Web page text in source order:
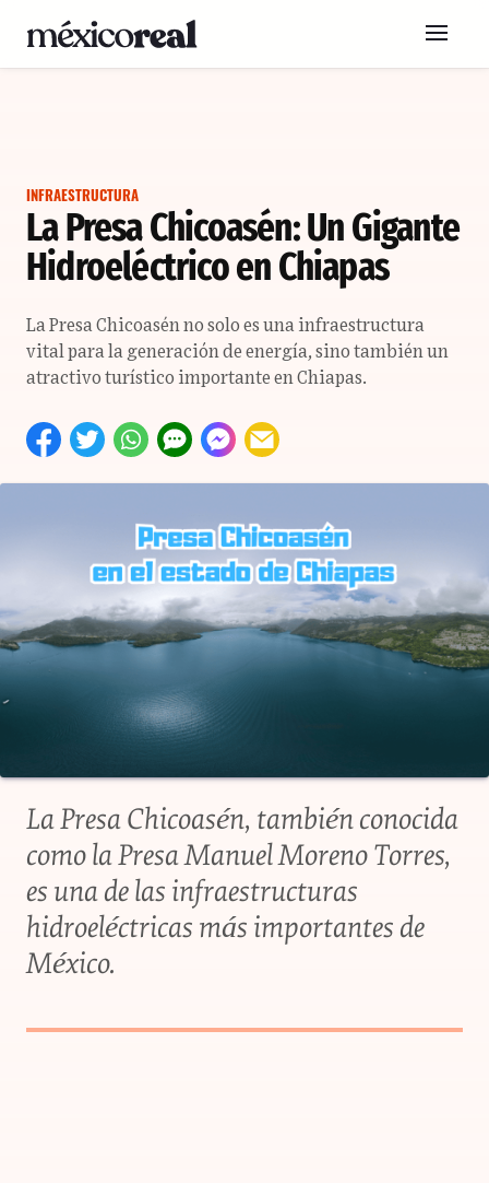
INFRAESTRUCTURA
La Presa Chicoasén: Un Gigante
Hidroeléctrico en Chiapas
La Presa Chicoasén no solo es una infraestructura
vital para la generación de energía, sino también un
atractivo turístico importante en Chiapas.
La Presa Chicoasén, también conocida
como la Presa Manuel Moreno Torres,
es una de las infraestructuras
hidroeléctricas más importantes de
México.